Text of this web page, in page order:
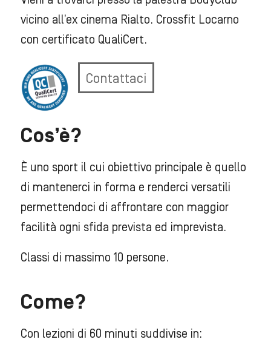
vicino all’ex cinema Rialto. Crossfit Locarno
con certificato QualiCert.
Contattaci
Cos’è?
È uno sport il cui obiettivo principale è quello
di mantenerci in forma e renderci versatili
permettendoci di affrontare con maggior
facilità ogni sfida prevista ed imprevista.
Classi di massimo 10 persone.
Come?
Con lezioni di 60 minuti suddivise in: